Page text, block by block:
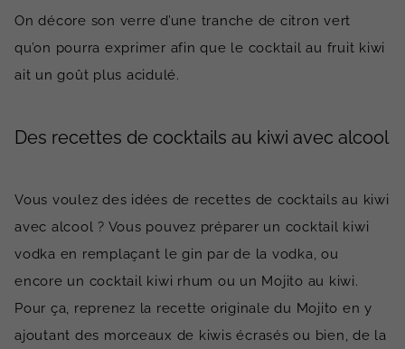
On décore son verre d’une tranche de citron vert
qu’on pourra exprimer afin que le cocktail au fruit kiwi
ait un goût plus acidulé.
Des recettes de cocktails au kiwi avec alcool
Vous voulez des idées de recettes de cocktails au kiwi
avec alcool ? Vous pouvez préparer un cocktail kiwi
vodka en remplaçant le gin par de la vodka, ou
encore un cocktail kiwi rhum ou un Mojito au kiwi.
Pour ça, reprenez la recette originale du Mojito en y
ajoutant des morceaux de kiwis écrasés ou bien, de la